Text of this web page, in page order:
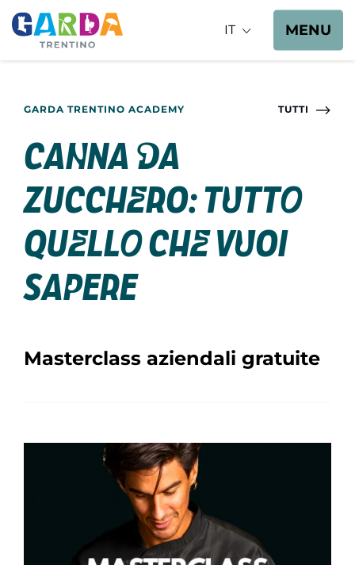
IT MENU
TUTTI
GARDA TRENTINO ACADEMY
Canna da
zucchero: tutto
quello che vuoi
sapere
Masterclass aziendali gratuite